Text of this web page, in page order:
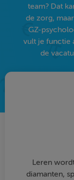
team? Dat
de zorg,
GZ-
vult je functie
de
Leren
diamanten,